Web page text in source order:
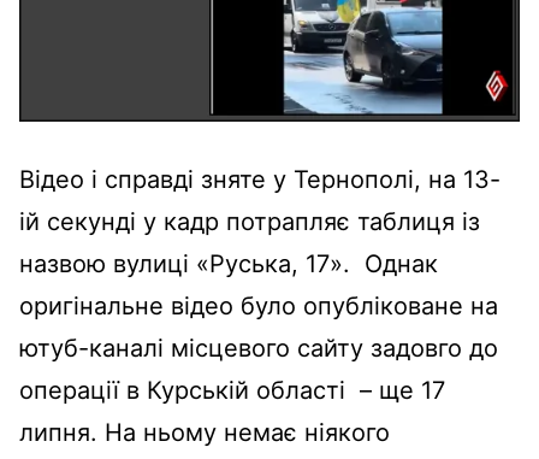
Відео і справді зняте у Тернополі, на 13-
ій секунді у кадр потрапляє таблиця із
назвою вулиці «Руська, 17». Однак
оригінальне відео було опубліковане на
ютуб-каналі місцевого сайту задовго до
операції в Курській області – ще 17
липня. На ньому немає ніякого